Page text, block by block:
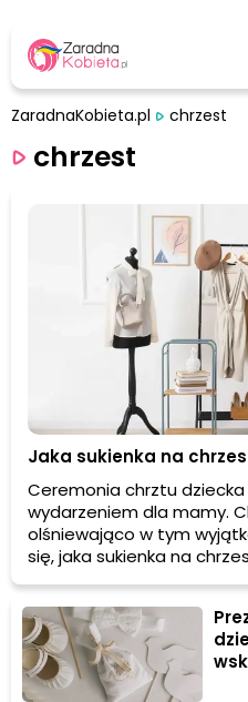
ZaradnaKobieta.pl chrzest
chrzest
Jaka sukienka na
Ceremonia chrztu
wydarzeniem dla mamy.
olśniewająco w tym
się, jaka sukienka na
wyborze stroju na tę
kilka istotnych czynników,
elegancko jednocześnie.